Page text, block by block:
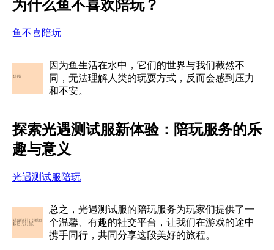
为什么鱼不喜欢陪玩？
鱼不喜陪玩
因为鱼生活在水中，它们的世界与我们截然不
同，无法理解人类的玩耍方式，反而会感到压力
和不安。
探索光遇测试服新体验：陪玩服务的乐
趣与意义
光遇测试服陪玩
总之，光遇测试服的陪玩服务为玩家们提供了一
个温馨、有趣的社交平台，让我们在游戏的途中
携手同行，共同分享这段美好的旅程。